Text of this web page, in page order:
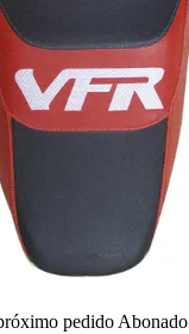
pedido